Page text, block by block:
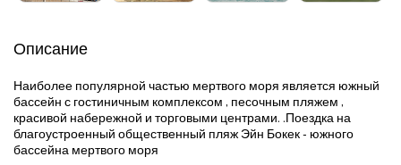
Описание
Наиболее популярной частью мертвого моря является южный
бассейн с гостиничным комплексом , песочным пляжем ,
красивой набережной и торговыми центрами. .Поездка на
благоустроенный общественный пляж Эйн Бокек - южного
бассейна мертвого моря